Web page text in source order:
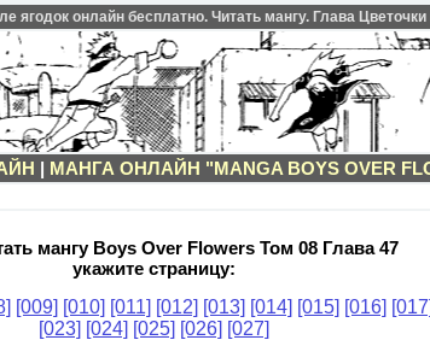
ягодок онлайн бесплатно. Читать мангу. Глава
| МАНГА ОНЛАЙН "MANGA BOYS OVER
мангу Boys Over Flowers Том 08 Глава 47
укажите страницу:
[009] [010] [011] [012] [013] [014] [015] [016] [017]
[023] [024] [025] [026] [027]